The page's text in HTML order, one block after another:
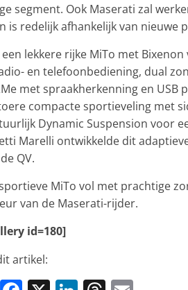
segment. Ook Maserati zal
is redelijk afhankelijk van nieuwe
een lekkere rijke MiTo met
en telefoonbediening, dual
met spraakherkenning en USB
compacte sportieveling met
Dynamic Suspension voor
Marelli ontwikkelde dit
QV.
MiTo vol met prachtige
van de Maserati-rijder.
id=180]
artikel: